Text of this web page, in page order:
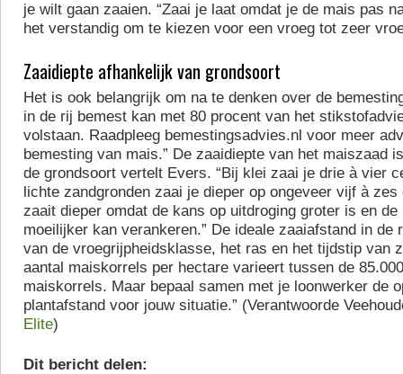
je wilt gaan zaaien. “Zaai je laat omdat je de mais pas
het verstandig om te kiezen voor een vroeg tot zeer
Zaaidiepte afhankelijk van grondsoort
Het is ook belangrijk om na te denken over de
in de rij bemest kan met 80 procent van het
volstaan. Raadpleeg bemestingsadvies.nl voor meer
bemesting van mais.” De zaaidiepte van het maiszaad
de grondsoort vertelt Evers. “Bij klei zaai je drie à vier
lichte zandgronden zaai je dieper op ongeveer vijf à
zaait dieper omdat de kans op uitdroging groter is en de
moeilijker kan verankeren.” De ideale zaaiafstand in de
van de vroegrijpheidsklasse, het ras en het tijdstip van
aantal maiskorrels per hectare varieert tussen de
maiskorrels. Maar bepaal samen met je loonwerker de
plantafstand voor jouw situatie.” (Verantwoorde
Elite)
Dit bericht delen: